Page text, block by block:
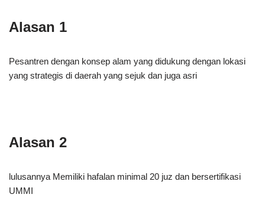
Alasan 1
Pesantren dengan konsep alam yang didukung dengan lokasi
yang strategis di daerah yang sejuk dan juga asri
Alasan 2
lulusannya Memiliki hafalan minimal 20 juz dan bersertifikasi
UMMI